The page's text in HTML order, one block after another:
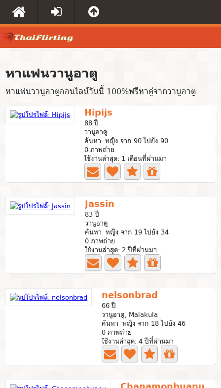
หาแฟนวานูอาตู
หาแฟนวานูอาตูออนไลน์วันนี้ 100%ฟรีหาคู่จากวานูอาตู
Hipijs
88 ปี
วานูอาตู
ค้นหา หญิง จาก 90 ไปยัง 90
0 ภาพถ่าย
ใช้งานล่าสุด: 1 เดือนที่ผ่านมา
Jassin
83 ปี
วานูอาตู
ค้นหา หญิง จาก 19 ไปยัง 34
0 ภาพถ่าย
ใช้งานล่าสุด: 2 ปีที่ผ่านมา
nelsonbrad
66 ปี
วานูอาตู, Malakula
ค้นหา หญิง จาก 18 ไปยัง 46
0 ภาพถ่าย
ใช้งานล่าสุด: 4 ปีที่ผ่านมา